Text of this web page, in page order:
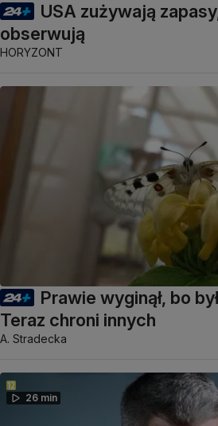
USA zużywają
obserwują
HORYZONT
Prawie wyginął, bo
Teraz chroni innych
A. Stradecka
26 min